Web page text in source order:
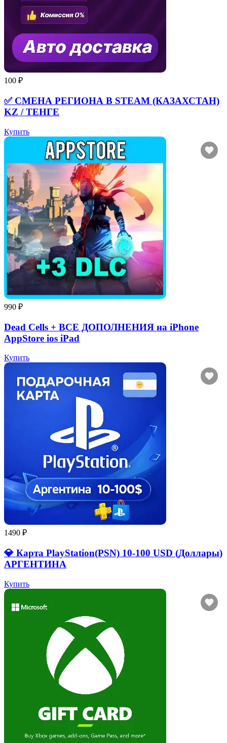
100 ₽
✅ СМЕНА РЕГИОНА В STEAM (КАЗАХСТАН)
KZ / ТЕНГЕ
Купить
990 ₽
Dead Cells + ВСЕ ДОПОЛНЕНИЯ на iPhone
AppStore ios iPad
Купить
1490 ₽
💎 Карта PlayStation(PSN) 10-100 USD (Доллары)
АРГЕНТИНА
Купить